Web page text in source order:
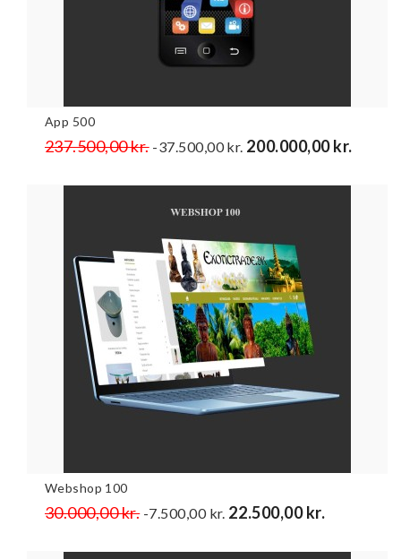
App 500
Normalpris
237.500,00 kr. -37.500,00 kr. Pris
200.000,00 kr.
Webshop 100
Normalpris
30.000,00 kr. -7.500,00 kr. Pris
22.500,00 kr.